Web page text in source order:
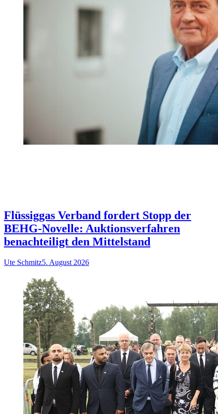
Flüssiggas Verband fordert Stopp der
BEHG-Novelle: Auktionsverfahren
benachteiligt den Mittelstand
Ute Schmitz5. August 2026